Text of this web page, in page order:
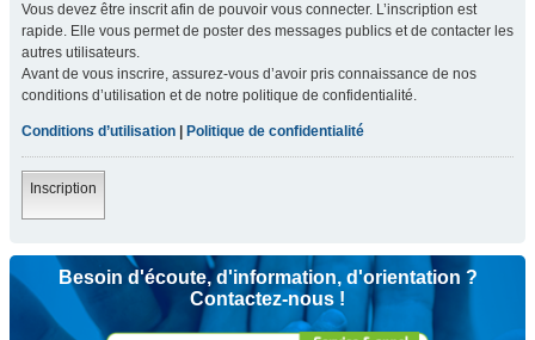
Vous devez être inscrit afin de pouvoir vous connecter. L’inscription est
rapide. Elle vous permet de poster des messages publics et de contacter les
autres utilisateurs.
Avant de vous inscrire, assurez-vous d’avoir pris connaissance de nos
conditions d’utilisation et de notre politique de confidentialité.
Conditions d’utilisation Politique de confidentialité
Inscription
Besoin d'écoute, d'information, d'orientation ?
Contactez-nous !